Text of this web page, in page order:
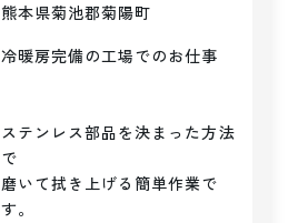
熊本県菊池郡菊陽町
冷暖房完備の工場でのお仕事
ステンレス部品を決まった方法
で
磨いて拭き上げる簡単作業で
す。